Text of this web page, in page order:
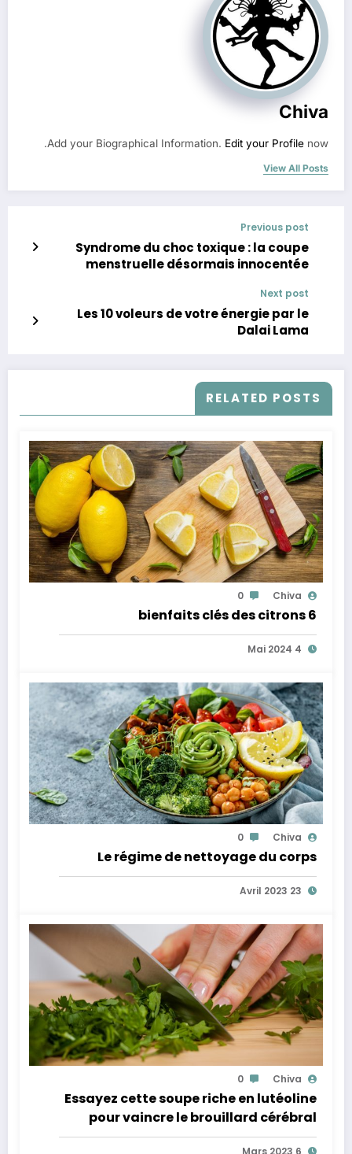
Chiva
Add your Biographical Information. Edit your Profile now.
View All Posts
Previous post
Syndrome du choc toxique : la coupe
menstruelle désormais innocentée
Next post
Les 10 voleurs de votre énergie par le
Dalai Lama
RELATED POSTS
Chiva
0
6 bienfaits clés des citrons
4 Mai 2024
Chiva
0
Le régime de nettoyage du corps
23 Avril 2023
Chiva
0
Essayez cette soupe riche en lutéoline
pour vaincre le brouillard cérébral
6 Mars 2023